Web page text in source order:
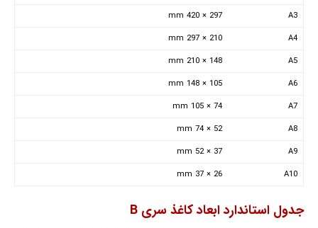
A3
297 × 420 mm
A4
210 × 297 mm
A5
148 × 210 mm
A6
105 × 148 mm
A7
74 × 105 mm
A8
52 × 74 mm
A9
37 × 52 mm
A10
26 × 37 mm
جدول استاندارد ابعاد کاغذ سری B